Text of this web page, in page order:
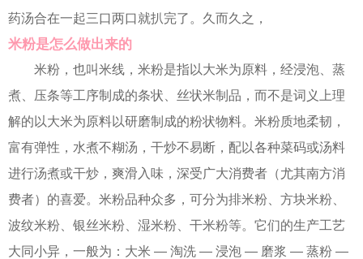
药汤合在一起三口两口就扒完了。久而久之，
米粉是怎么做出来的
米粉，也叫米线，米粉是指以大米为原料，经浸泡、蒸
煮、压条等工序制成的条状、丝状米制品，而不是词义上理
解的以大米为原料以研磨制成的粉状物料。米粉质地柔韧，
富有弹性，水煮不糊汤，干炒不易断，配以各种菜码或汤料
进行汤煮或干炒，爽滑入味，深受广大消费者（尤其南方消
费者）的喜爱。米粉品种众多，可分为排米粉、方块米粉、
波纹米粉、银丝米粉、湿米粉、干米粉等。它们的生产工艺
大同小异，一般为：大米 — 淘洗 — 浸泡 — 磨浆 — 蒸粉 —